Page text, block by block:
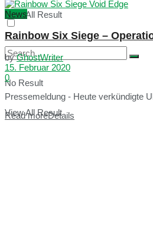
View All Result
No Result
View All Result
News
Rainbow Six Siege –
by GhostWriter
15. Februar 2020
0
Pressemeldung - Heute verkündigte
Read moreDetails